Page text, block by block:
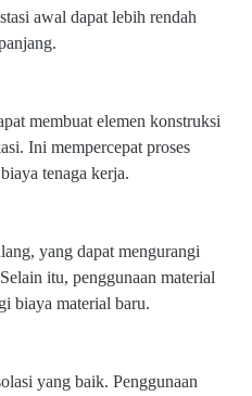
awal dapat lebih rendah
membuat elemen konstruksi
Ini mempercepat proses
tenaga kerja.
yang dapat mengurangi
itu, penggunaan material
biaya material baru.
yang baik. Penggunaan